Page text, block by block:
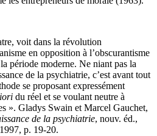
voit dans la révolution
en opposition à l’obscurantisme
période moderne. Ne niant pas la
de la psychiatrie, c’est avant tout
se proposant expressément
du réel et se voulant neutre à
». Gladys Swain et Marcel Gauchet,
de la psychiatrie, nouv. éd.,
p. 19-20.